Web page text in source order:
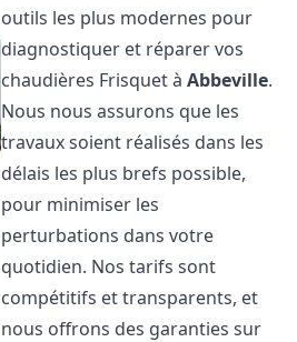
outils les plus modernes pour
diagnostiquer et réparer vos
chaudières Frisquet àAbbeville.
Nous nous assurons que les
travaux soient réalisés dans les
délais les plus brefs possible,
pour minimiser les
perturbations dans votre
quotidien. Nos tarifs sont
compétitifs et transparents, et
nous offrons des garanties sur